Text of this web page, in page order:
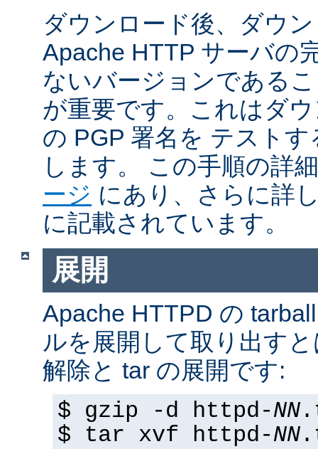
ダウンロード後、ダウ
Apache HTTP サーバの
ないバージョンである
が重要です。これはダ
の PGP 署名を テスト
します。 この手順の詳
ージ にあり、さらに詳
に記載されています。
展開
Apache HTTPD の
ルを展開して取り出す
解除と tar の展開です:
$ gzip -d httpd-NN
$ tar xvf httpd-NN